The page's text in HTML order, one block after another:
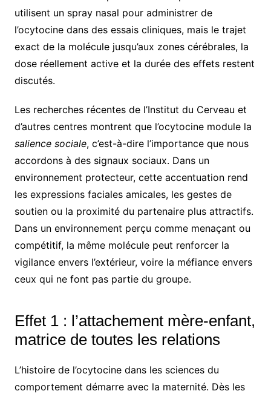
utilisent un spray nasal pour administrer de
l’ocytocine dans des essais cliniques, mais le trajet
exact de la molécule jusqu’aux zones cérébrales, la
dose réellement active et la durée des effets restent
discutés.
Les recherches récentes de l’Institut du Cerveau et
d’autres centres montrent que l’ocytocine module la
salience sociale, c’est-à-dire l’importance que nous
accordons à des signaux sociaux. Dans un
environnement protecteur, cette accentuation rend
les expressions faciales amicales, les gestes de
soutien ou la proximité du partenaire plus attractifs.
Dans un environnement perçu comme menaçant ou
compétitif, la même molécule peut renforcer la
vigilance envers l’extérieur, voire la méfiance envers
ceux qui ne font pas partie du groupe.
Effet 1 : l’attachement mère-enfant,
matrice de toutes les relations
L’histoire de l’ocytocine dans les sciences du
comportement démarre avec la maternité. Dès les